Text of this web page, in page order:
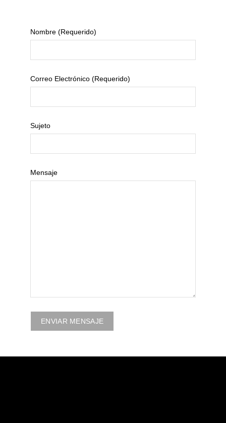
Nombre (requerido)
Correo Electrónico (requerido)
Sujeto
Mensaje